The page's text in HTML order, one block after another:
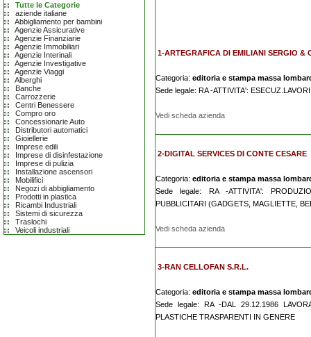
Tutte le Categorie
aziende italiane
Abbigliamento per bambini
Agenzie Assicurative
Agenzie Finanziarie
Agenzie Immobiliari
Agenzie Interinali
Agenzie Investigative
Agenzie Viaggi
Alberghi
Banche
Carrozzerie
Centri Benessere
Compro oro
Concessionarie Auto
Distributori automatici
Gioiellerie
Imprese edili
Imprese di disinfestazione
Imprese di pulizia
Installazione ascensori
Mobilifici
Negozi di abbigliamento
Prodotti in plastica
Ricambi Industriali
Sistemi di sicurezza
Traslochi
Veicoli industriali
1-ARTEGRAFICA DI EMILIANI SERGIO &
Categoria: editoria e stampa massa
Sede legale: RA -ATTIVITA':
Vedi scheda azienda
2-DIGITAL SERVICES DI CONTE CESARE
Categoria: editoria e stampa massa
Sede legale: RA -ATTIVITA':
PUBBLICITARI (GADGETS, MAGLIETTE,
Vedi scheda azienda
3-RAN CELLOFAN S.R.L.
Categoria: editoria e stampa massa
Sede legale: RA -DAL 29.12.1986
PLASTICHE TRASPARENTI IN GENERE